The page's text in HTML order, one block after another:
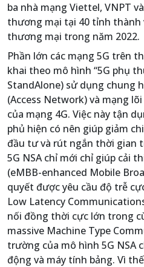
ba nhà mạng Viettel, VNPT
thương mại tại 40 tỉnh thành
thương mại trong năm 2022.
Phần lớn các mạng 5G trên
khai theo mô hình “5G phụ
StandAlone) sử dụng chung
(Access Network) và mạng
của mạng 4G. Việc này tận
phủ hiện có nên giúp giảm
đầu tư và rút ngắn thời gian
5G NSA chỉ mới chỉ giúp cải
(eMBB-enhanced Mobile
quyết được yêu cầu độ trễ
Low Latency
nối đồng thời cực lớn trong
massive Machine Type
trường của mô hình 5G NSA
động và máy tính bảng. Vì